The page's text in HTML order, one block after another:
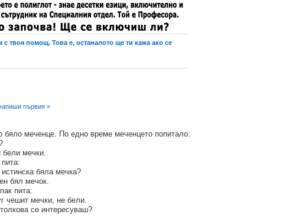
твоя помощ. Това е, останалото ще ти кажа ако се
първия »
меченце. По едно време меченцето попитало:
мечки.
бяла мечка?
бял мечок.
пита:
чешит мечки, не бели.
се интересуваш?